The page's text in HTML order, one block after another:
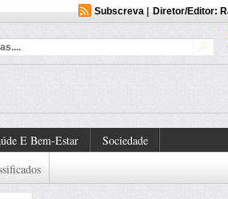
Subscreva| Diretor/Editor:
E Bem-Estar
Sociedade